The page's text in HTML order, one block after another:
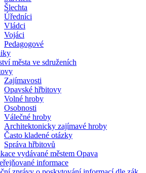
Šlechta
Úředníci
Vládci
Vojáci
Pedagogové
města ve sdruženích
Zajímavosti
Opavské hřbitovy
Volné hroby
Osobnosti
Válečné hroby
Architektonicky zajímavé hroby
Často kladené otázky
Správa hřbitovů
vydávané městem Opava
informace